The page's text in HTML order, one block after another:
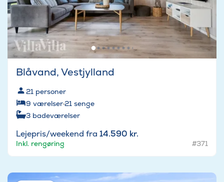
Blåvand, Vestjylland
21 personer
9 værelser·21 senge
3 badeværelser
Lejepris/weekend fra 14.590 kr.
Inkl. rengøring #371